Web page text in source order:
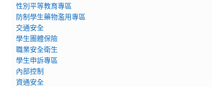
性別平等教育專區
防制學生藥物濫用專區
交通安全
學生團體保險
職業安全衛生
學生申訴專區
內部控制
資通安全